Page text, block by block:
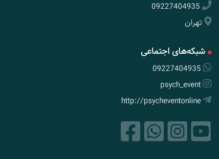
09227404935
تهران
شبکه‌های اجتماعی
09227404935
psych_event
http://psycheventonline